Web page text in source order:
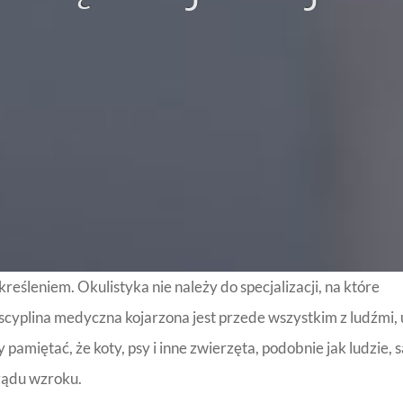
Okulistyka nie należy do specjalizacji, na które
medyczna kojarzona jest przede wszystkim z ludźmi,
że koty, psy i inne zwierzęta, podobnie jak ludzie,
wzroku.